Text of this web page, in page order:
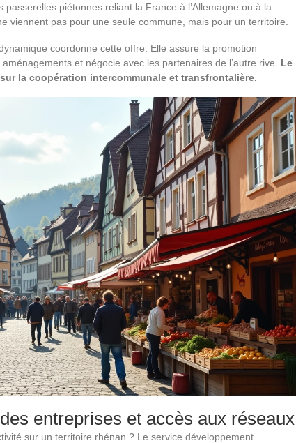
passerelles piétonnes reliant la France à l’Allemagne ou à la
viennent pas pour une seule commune, mais pour un territoire.
coordonne cette offre. Elle assure la promotion
et négocie avec les partenaires de l’autre rive. Le
la coopération intercommunale et transfrontalière.
entreprises et accès aux réseaux
sur un territoire rhénan ? Le service développement